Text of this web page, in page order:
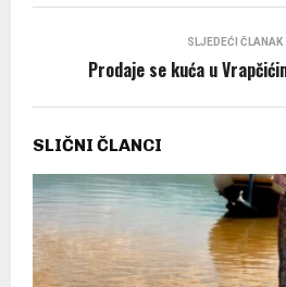
SLJEDEĆI ČLANAK
Prodaje se kuća u
SLIČNI ČLANCI